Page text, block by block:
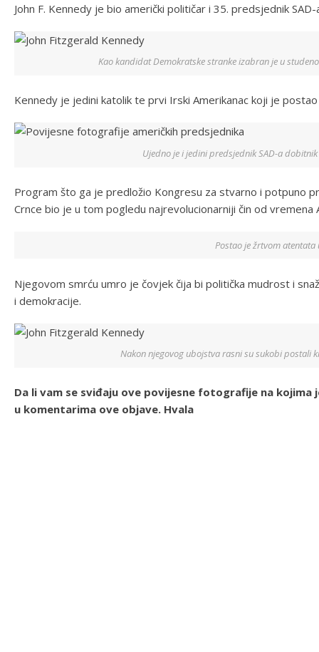
John F. Kennedy je bio američki političar i 35. predsjednik SAD-
Kao kandidat Demokratske stranke izabran je u
Kennedy je jedini katolik te prvi Irski Amerikanac koji je
Ujedno je i jedini predsjednik SAD-a
Program što ga je predložio Kongresu za stvarno i potpuno
Crnce bio je u tom pogledu najrevolucionarniji čin od
Postao je žrtvom atentata
Njegovom smrću umro je čovjek čija bi politička mudrost i
i demokracije.
Nakon njegovog ubojstva rasni su sukobi postali
Da li vam se sviđaju ove povijesne fotografije na kojima
u komentarima ove objave. Hvala